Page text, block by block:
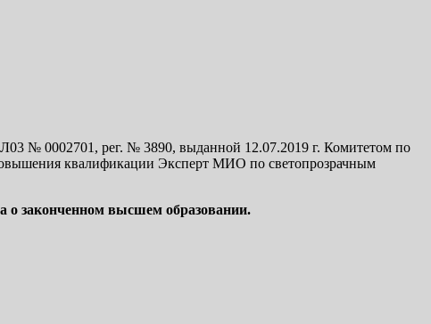
№ 0002701, рег. № 3890, выданной 12.07.2019 г. Комитетом по
квалификации Эксперт МИО по светопрозрачным
о законченном высшем образовании.